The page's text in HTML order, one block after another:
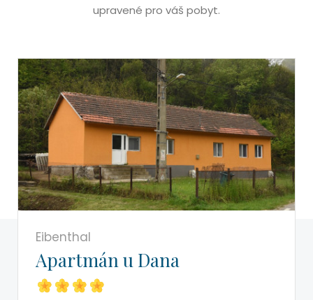
upravené pro váš pobyt.
Eibenthal
Apartmán u Dana